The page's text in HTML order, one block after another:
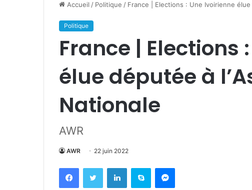
Accueil / Politique / France | Elections : Une Ivoirienne
Politique
France | Elections
élue députée à
Nationale
AWR
AWR 22 juin 2022